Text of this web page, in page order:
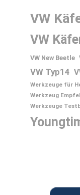
VW
VW
VW New Beetle
VW Typ14
Werkzeuge für
Werkzeug
Werkzeuge